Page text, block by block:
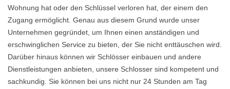
Wohnung hat oder den Schlüssel verloren hat, der einem den
Zugang ermöglicht. Genau aus diesem Grund wurde unser
Unternehmen gegründet, um Ihnen einen anständigen und
erschwinglichen Service zu bieten, der Sie nicht enttäuschen wird.
Darüber hinaus können wir Schlösser einbauen und andere
Dienstleistungen anbieten, unsere Schlosser sind kompetent und
sachkundig. Sie können bei uns nicht nur 24 Stunden am Tag